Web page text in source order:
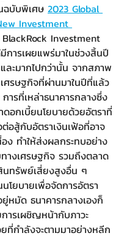
ฉบับพิเศษ 2023 Global
Investment
Investment
การเผยแพร่มาในช่วงสิ้นปี
ละมากไปกว่านั้น จากสภาพ
ศรษฐกิจที่ผ่านมาในปีที่แล้ว
การที่เหล่าธนาคารกลางซึ่ง
ดอกเบี้ยนโยบายด้วยอัตราที่
ต่อสู้กับอัตราเงินเฟ้อที่อาจ
ง ทำให้ส่งผลกระทบอย่าง
างเศรษฐกิจ รวมถึงตลาด
นทรัพย์เสี่ยงสูงอื่น ๆ
นโยบายเพื่อจัดการอัตรา
ยู่หมัด ธนาคารกลางเองก็
ารเผชิญหน้ากับภาวะ
ที่กำลังจะตามมาอย่างหลีก